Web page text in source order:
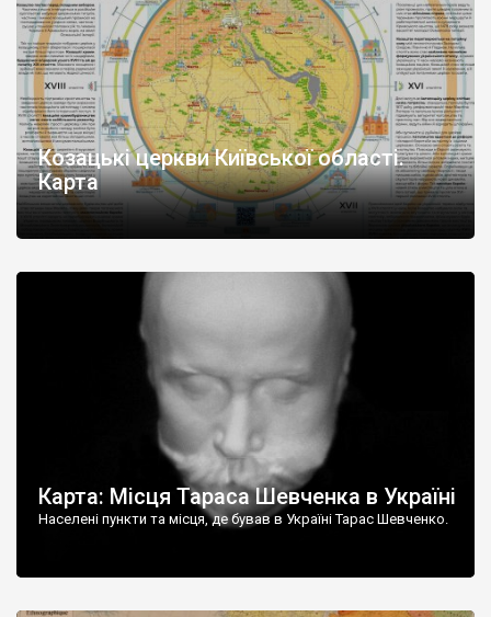
Козацькі церкви Київської області.
Карта
Карта: Місця Тараса Шевченка в Україні
Населені пункти та місця, де бував в Україні Тарас Шевченко.